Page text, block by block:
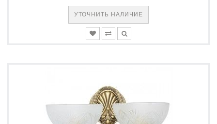
УТОЧНИТЬ НАЛИЧИЕ